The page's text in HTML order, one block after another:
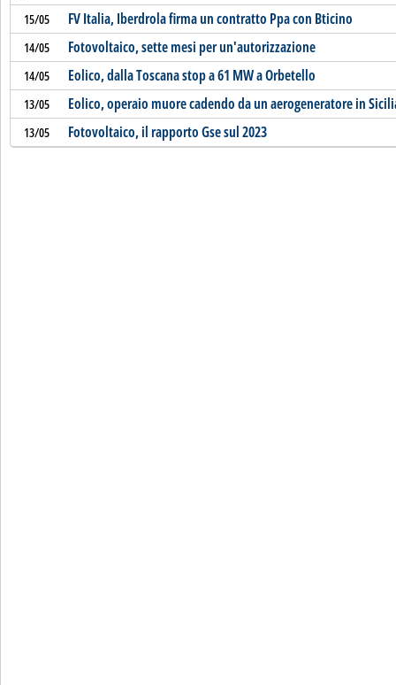
15/05 FV Italia, Iberdrola firma un contratto Ppa con Bticino
14/05 Fotovoltaico, sette mesi per un'autorizzazione
14/05 Eolico, dalla Toscana stop a 61 MW a Orbetello
13/05 Eolico, operaio muore cadendo da un aerogeneratore in
13/05 Fotovoltaico, il rapporto Gse sul 2023